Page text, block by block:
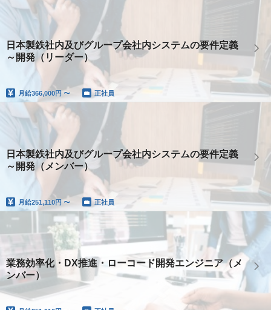
日本製鉄社内及びグループ会社内システムの要件定義
～開発（リーダー）
月給366,000円 〜 正社員
日本製鉄社内及びグループ会社内システムの要件定義
～開発（メンバー）
月給251,110円 〜 正社員
業務効率化・DX推進・ローコード開発エンジニア（メ
ンバー）